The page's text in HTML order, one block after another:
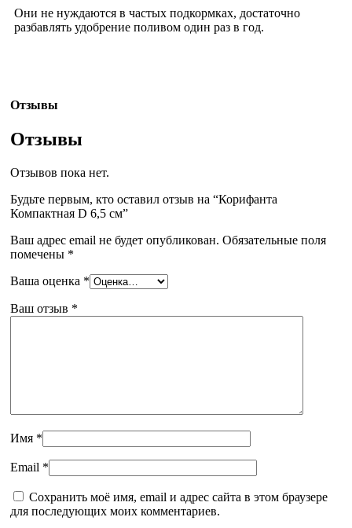
Они не нуждаются в частых подкормках, достаточно
разбавлять удобрение поливом один раз в год.
Отзывы
Отзывы
Отзывов пока нет.
Будьте первым, кто оставил отзыв на “Корифанта
Компактная D 6,5 см”
Ваш адрес email не будет опубликован. Обязательные поля
помечены *
Ваша оценка *
Ваш отзыв *
Имя *
Email *
Сохранить моё имя, email и адрес сайта в этом браузере
для последующих моих комментариев.